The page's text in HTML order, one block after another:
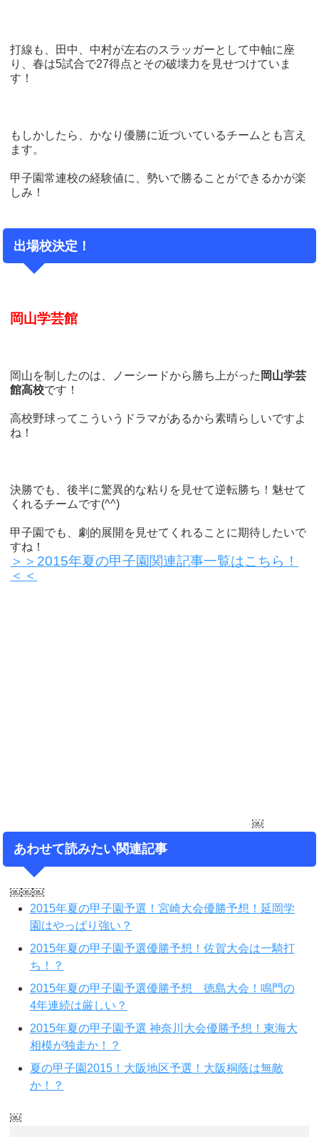
打線も、田中、中村が左右のスラッガーとして中軸に座
り、春は5試合で27得点とその破壊力を見せつけていま
す！
もしかしたら、かなり優勝に近づいているチームとも言え
ます。
甲子園常連校の経験値に、勢いで勝ることができるかが楽
しみ！
出場校決定！
岡山学芸館
岡山を制したのは、ノーシードから勝ち上がった 岡山学芸
館高校です！
高校野球ってこういうドラマがあるから素晴らしいですよ
ね！
決勝でも、後半に驚異的な粘りを見せて逆転勝ち！魅せて
くれるチームです(^^)
甲子園でも、劇的展開を見せてくれることに期待したいで
すね！
＞＞2015年夏の甲子園関連記事一覧はこちら！
＜＜
￼
あわせて読みたい関連記事
￼￼￼
2015年夏の甲子園予選！宮崎大会優勝予想！延岡学
園はやっぱり強い？
2015年夏の甲子園予選優勝予想！佐賀大会は一騎打
ち！？
2015年夏の甲子園予選優勝予想 徳島大会！鳴門の
4年連続は厳しい？
2015年夏の甲子園予選 神奈川大会優勝予想！東海大
相模が独走か！？
夏の甲子園2015！大阪地区予選！大阪桐蔭は無敵
か！？
￼